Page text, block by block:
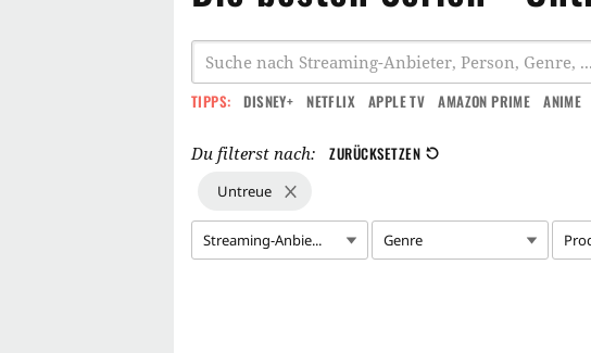
TIPPS: DISNEY+ NETFLIX APPLE TV AMAZON PRIME ANIME
Du filterst nach: ZURÜCKSETZEN
Untreue
Streaming-Anbie... Genre